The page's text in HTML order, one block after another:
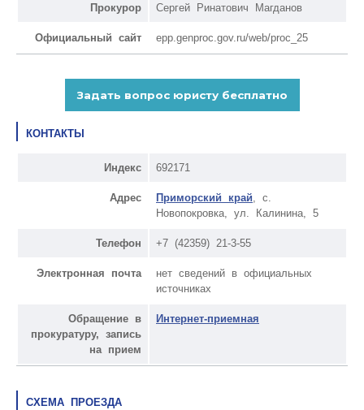
Прокурор Сергей Ринатович Магданов
Официальный сайт epp.genproc.gov.ru/web/proc_25
КОНТАКТЫ
Индекс 692171
Адрес Приморский край , с.
Новопокровка, ул. Калинина, 5
Телефон +7 (42359) 21-3-55
Электронная почта
нет сведений в официальных
источниках
Обращение в
прокуратуру, запись
на прием
Интернет-приемная
СХЕМА ПРОЕЗДА